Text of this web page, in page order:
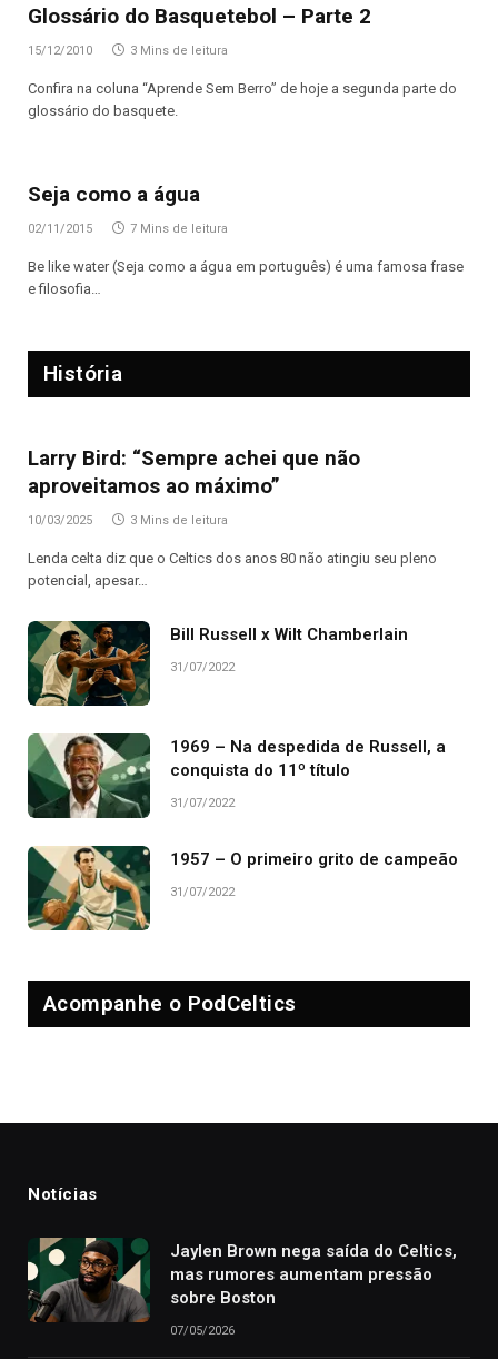
Glossário do Basquetebol – Parte 2
15/12/2010 3 Mins de leitura
Confira na coluna “Aprende Sem Berro” de hoje a segunda parte do
glossário do basquete.
Seja como a água
02/11/2015 7 Mins de leitura
Be like water (Seja como a água em português) é uma famosa frase
e filosofia…
História
Larry Bird: “Sempre achei que não
aproveitamos ao máximo”
10/03/2025 3 Mins de leitura
Lenda celta diz que o Celtics dos anos 80 não atingiu seu pleno
potencial, apesar…
Bill Russell x Wilt Chamberlain
31/07/2022
1969 – Na despedida de Russell, a
conquista do 11º título
31/07/2022
1957 – O primeiro grito de campeão
31/07/2022
Acompanhe o PodCeltics
Notícias
Jaylen Brown nega saída do Celtics,
mas rumores aumentam pressão
sobre Boston
07/05/2026